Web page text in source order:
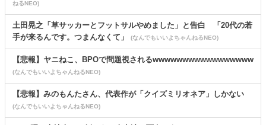
ねるNEO)
土田晃之「草サッカーとフットサルやめました」と告白 「20代の若
手が来るんです。つまんなくて」
(なんでもいいよちゃんねるNEO)
【悲報】ヤニねこ、BPOで問題視されるwwwwwwwwwwwwwwwww
(なんでもいいよちゃんねるNEO)
【悲報】みのもんたさん、代表作が「クイズミリオネア」しかない
(なんでもいいよちゃんねるNEO)